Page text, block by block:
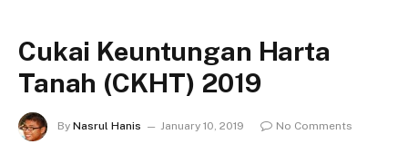
Cukai Keuntungan Harta
Tanah (CKHT) 2019
By Nasrul Hanis January 10, 2019
No Comments